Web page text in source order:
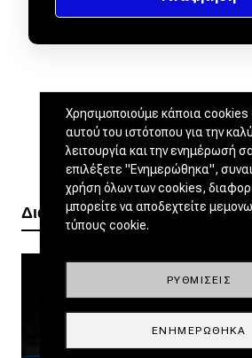
Διαβάστε ακόμα
Χρησιμοποιούμε κάποια cookies
αυτού του ιστότοπου για την
λειτουργία και την ενημέρωσή
επιλέξετε "Ενημερώθηκα",
χρήση όλων των cookies,
μπορείτε να αποδεχτείτε
τύπους cookie.
ΡΥΘΜΊΣΕΙΣ
ΕΝΗΜΕΡΏΘΗΚΑ